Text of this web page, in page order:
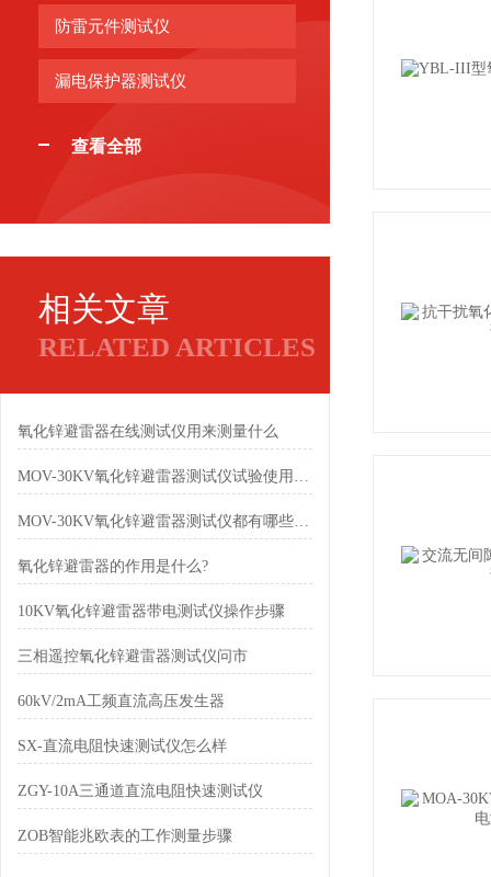
防雷元件测试仪
漏电保护器测试仪
查看全部
相关文章
RELATED ARTICLES
氧化锌避雷器在线测试仪用来测量什么
MOV-30KV氧化锌避雷器测试仪试验使用方法
MOV-30KV氧化锌避雷器测试仪都有哪些试验方法
氧化锌避雷器的作用是什么?
10KV氧化锌避雷器带电测试仪操作步骤
三相遥控氧化锌避雷器测试仪问市
60kV/2mA工频直流高压发生器
SX-直流电阻快速测试仪怎么样
ZGY-10A三通道直流电阻快速测试仪
ZOB智能兆欧表的工作测量步骤